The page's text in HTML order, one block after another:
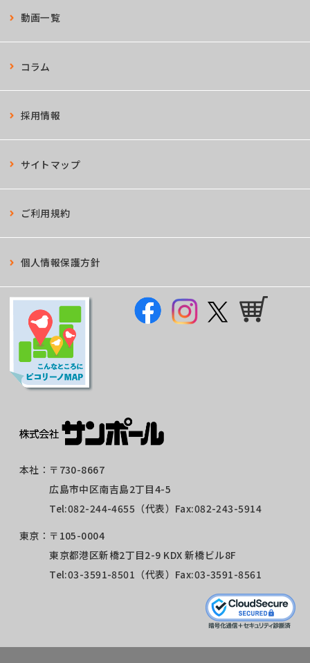
動画一覧
コラム
採用情報
サイトマップ
ご利用規約
個人情報保護方針
本社： 〒730-8667
広島市中区南吉島2丁目4-5
Tel:082-244-4655 （代表）Fax:082-243-5914
東京： 〒105-0004
東京都港区新橋2丁目2-9 KDX 新橋ビル8F
Tel:03-3591-8501 （代表）Fax:03-3591-8561